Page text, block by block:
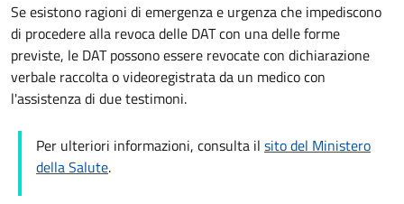
Se esistono ragioni di emergenza e urgenza che impediscono
di procedere alla revoca delle DAT con una delle forme
previste, le DAT possono essere revocate con dichiarazione
verbale raccolta o videoregistrata da un medico con
l'assistenza di due testimoni.
Per ulteriori informazioni, consulta il sito del Ministero
della Salute.